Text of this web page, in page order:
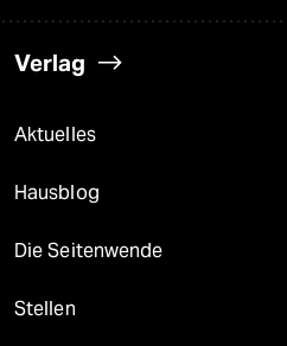
Verlag
Aktuelles
Hausblog
Die Seitenwende
Stellen